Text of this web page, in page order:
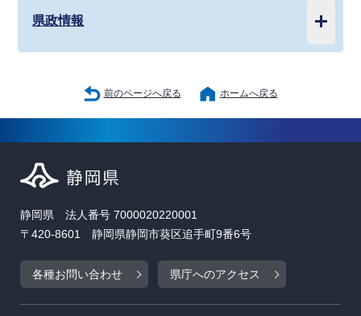
県政情報
前のページへ戻る ホームへ戻る
静岡県 法人番号 7000020220001
〒420-8601 静岡県静岡市葵区追手町9番6号
各種お問い合わせ 県庁へのアクセス